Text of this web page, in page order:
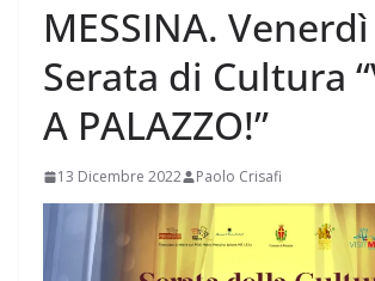
MESSINA.
Serata di Cultura
A PALAZZO!”
13 Dicembre 2022 Paolo Crisafi